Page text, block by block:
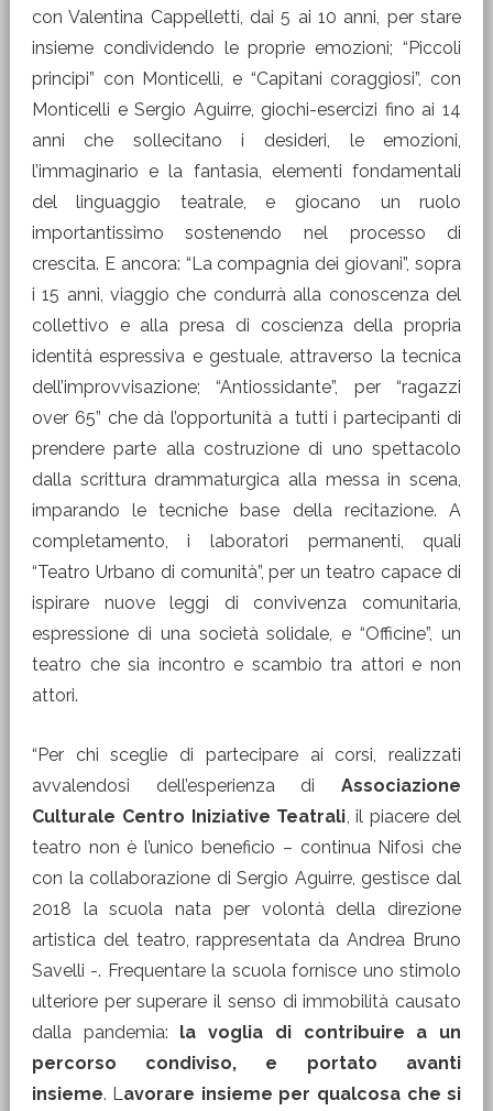
con Valentina Cappelletti, dai 5 ai 10 anni, per stare
insieme condividendo le proprie emozioni; “Piccoli
principi” con Monticelli, e “Capitani coraggiosi”, con
Monticelli e Sergio Aguirre, giochi-esercizi fino ai 14
anni che sollecitano i desideri, le emozioni,
l’immaginario e la fantasia, elementi fondamentali
del linguaggio teatrale, e giocano un ruolo
importantissimo sostenendo nel processo di
crescita. E ancora: “La compagnia dei giovani”, sopra
i 15 anni, viaggio che condurrà alla conoscenza del
collettivo e alla presa di coscienza della propria
identità espressiva e gestuale, attraverso la tecnica
dell’improvvisazione; “Antiossidante”, per “ragazzi
over 65” che dà l’opportunità a tutti i partecipanti di
prendere parte alla costruzione di uno spettacolo
dalla scrittura drammaturgica alla messa in scena,
imparando le tecniche base della recitazione. A
completamento, i laboratori permanenti, quali
“Teatro Urbano di comunità”, per un teatro capace di
ispirare nuove leggi di convivenza comunitaria,
espressione di una società solidale, e “Officine”, un
teatro che sia incontro e scambio tra attori e non
attori.
“Per chi sceglie di partecipare ai corsi, realizzati
avvalendosi dell’esperienza diAssociazione
Culturale Centro Iniziative Teatrali, il piacere del
teatro non è l’unico beneficio – continua Nifosì che
con la collaborazione di Sergio Aguirre, gestisce dal
2018 la scuola nata per volontà della direzione
artistica del teatro, rappresentata da Andrea Bruno
Savelli -. Frequentare la scuola fornisce uno stimolo
ulteriore per superare il senso di immobilità causato
dalla pandemia: la voglia di contribuire a un
percorso condiviso, e portato avanti
insieme. Lavorare insieme per qualcosa che si